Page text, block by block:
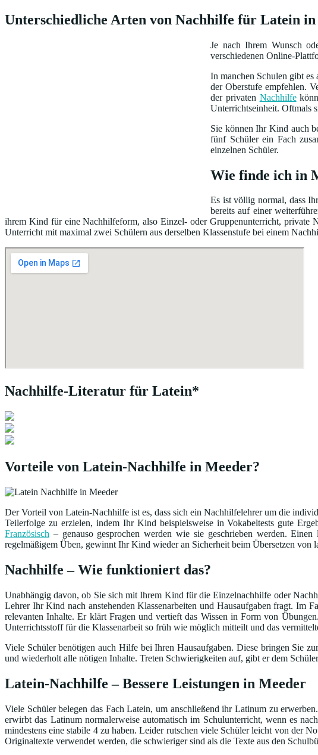
Unterschiedliche Arten von Nachhilfe für Latein
Je nach Ihrem Wunsch
verschiedenen Online-
In manchen Schulen gibt es
der Oberstufe empfehlen.
der privaten Nachhilfe
Unterrichtseinheit. Oftmals
Sie können Ihr Kind auch
fünf Schüler ein Fach
einzelnen Schüler.
Wie finde ich in
Es ist völlig normal, dass
bereits auf einer
ihrem Kind für eine Nachhilfeform, also Einzel- oder Gruppenunterricht, private
Unterricht mit maximal zwei Schülern aus derselben Klassenstufe bei einem
Nachhilfe-Literatur für Latein*
Vorteile von Latein-Nachhilfe in Meeder?
Der Vorteil von Latein-Nachhilfe ist es, dass sich ein Nachhilfelehrer um die
Teilerfolge zu erzielen, indem Ihr Kind beispielsweise in Vokabeltests gute
Französisch – genauso gesprochen werden wie sie geschrieben werden.
regelmäßigem Üben, gewinnt Ihr Kind wieder an Sicherheit beim Übersetzen von
Nachhilfe – Wie funktioniert das?
Unabhängig davon, ob Sie sich mit Ihrem Kind für die Einzelnachhilfe oder
Lehrer Ihr Kind nach anstehenden Klassenarbeiten und Hausaufgaben fragt. Im
relevanten Inhalte. Er klärt Fragen und vertieft das Wissen in Form von
Unterrichtsstoff für die Klassenarbeit so früh wie möglich mitteilt und das
Viele Schüler benötigen auch Hilfe bei Ihren Hausaufgaben. Diese bringen Sie
und wiederholt alle nötigen Inhalte. Treten Schwierigkeiten auf, gibt er dem
Latein-Nachhilfe – Bessere Leistungen in Meeder
Viele Schüler belegen das Fach Latein, um anschließend ihr Latinum zu
erwirbt das Latinum normalerweise automatisch im Schulunterricht, wenn es
mindestens eine stabile 4 zu haben. Leider rutschen viele Schüler leicht von der
Originaltexte verwendet werden, die schwieriger sind als die Texte aus den